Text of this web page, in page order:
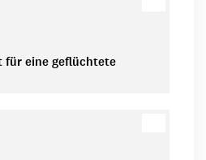
für eine geflüchtete